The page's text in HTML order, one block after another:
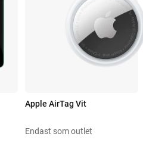
Apple AirTag Vit
Endast som outlet